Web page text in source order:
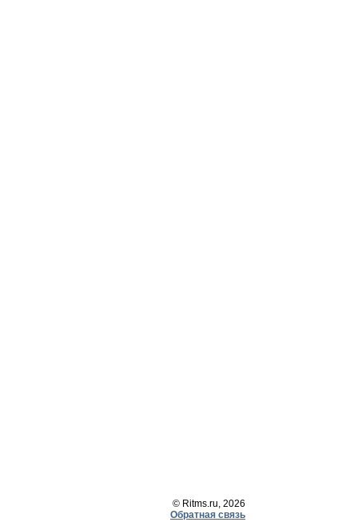
© Ritms.ru, 2026
Обратная связь